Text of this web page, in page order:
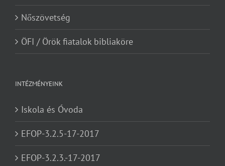
Nőszövetség
ÖFI / Örök fiatalok bibliaköre
INTÉZMÉNYEINK
Iskola és Óvoda
EFOP-3.2.5-17-2017
EFOP-3.2.3.-17-2017